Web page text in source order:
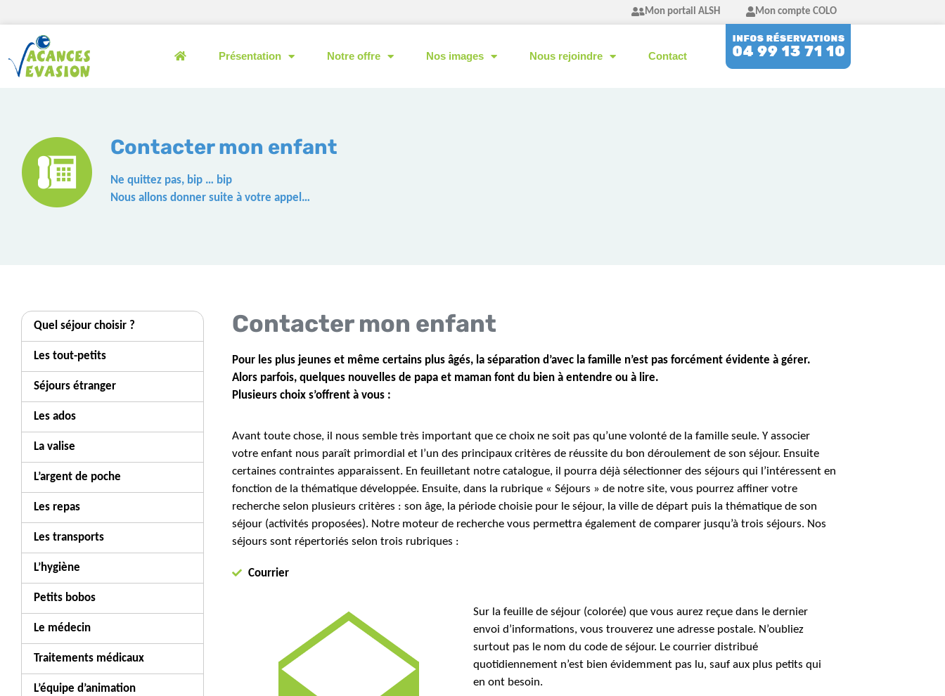
Mon portail ALSH Mon compte COLO
Présentation Notre offre Nos images Nous rejoindre Contact
Contacter mon enfant
Ne quittez pas, bip … bip
Nous allons donner suite à votre appel…
Quel séjour choisir ?
Les tout-petits
Séjours étranger
Les ados
La valise
L’argent de poche
Les repas
Les transports
L’hygiène
Petits bobos
Le médecin
Traitements médicaux
L’équipe d’animation
Contacter mon enfant
Pour les plus jeunes et même certains plus âgés, la séparation d’avec la famille n’est pas forcément évidente à gérer.
Alors parfois, quelques nouvelles de papa et maman font du bien à entendre ou à lire.
Plusieurs choix s’offrent à vous :
Avant toute chose, il nous semble très important que ce choix ne soit pas qu’une volonté de la famille seule. Y associer
votre enfant nous paraît primordial et l’un des principaux critères de réussite du bon déroulement de son séjour. Ensuite
certaines contraintes apparaissent. En feuilletant notre catalogue, il pourra déjà sélectionner des séjours qui l’intéressent en
fonction de la thématique développée. Ensuite, dans la rubrique « Séjours » de notre site, vous pourrez affiner votre
recherche selon plusieurs critères : son âge, la période choisie pour le séjour, la ville de départ puis la thématique de son
séjour (activités proposées). Notre moteur de recherche vous permettra également de comparer jusqu’à trois séjours. Nos
séjours sont répertoriés selon trois rubriques :
Courrier
Sur la feuille de séjour (colorée) que vous aurez reçue dans le dernier
envoi d’informations, vous trouverez une adresse postale. N’oubliez
surtout pas le nom du code de séjour. Le courrier distribué
quotidiennement n’est bien évidemment pas lu, sauf aux plus petits qui
en ont besoin.